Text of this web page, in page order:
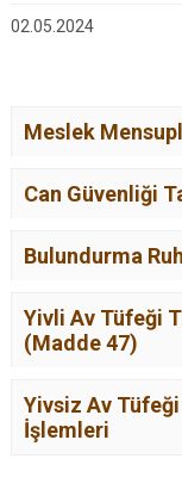
02.05.2024
Meslek
Can Güvenliği
Bulundurma
Yivli Av Tüfeği
(Madde 47)
Yivsiz Av
İşlemleri